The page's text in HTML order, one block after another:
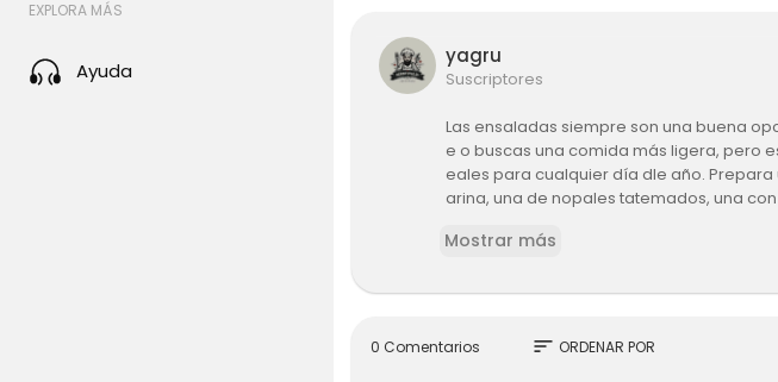
EXPLORA MÁS
Ayuda
yagru
Suscriptores
Las ensaladas siempre son una buena
e o buscas una comida más ligera, pero
eales para cualquier día dle año.
arina, una de nopales tatemados, una
Encuentra las recetas AQUÍ ➡
Mostrar más
0 Comentarios sort ORDENAR POR